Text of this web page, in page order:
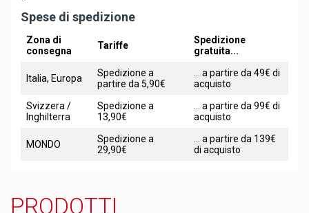
Spese di spedizione
Zona di
consegna
Tariffe
Spedizione
gratuita...
Italia, Europa
Spedizione a
partire da 5,90€
... a partire da 49€ di
acquisto
Svizzera /
Inghilterra
Spedizione a
13,90€
... a partire da 99€ di
acquisto
MONDO
Spedizione a
29,90€
... a partire da 139€
di acquisto
PRODOTTI